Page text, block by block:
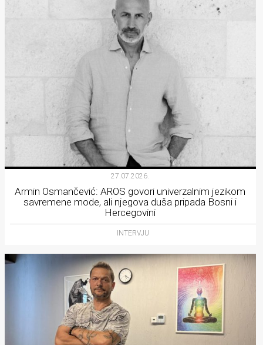
27.07.2026.
Armin Osmančević: AROS govori univerzalnim jezikom
savremene mode, ali njegova duša pripada Bosni i
Hercegovini
INTERVJU